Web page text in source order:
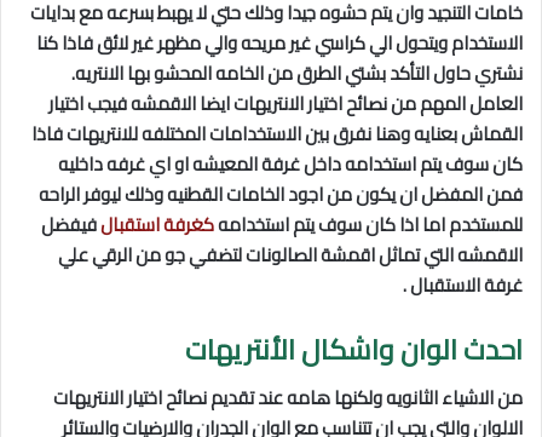
خامات التنجيد وان يتم حشوه جيدا وذلك حتي لا يهبط بسرعه مع بدايات
الاستخدام ويتحول الي كراسي غير مريحه والي مظهر غير لائق فاذا كنا
نشتري حاول التأكد بشتي الطرق من الخامه المحشو بها الانتريه.
العامل المهم من نصائح اختيار الانتريهات ايضا الاقمشه فيجب اختيار
القماش بعنايه وهنا نفرق بين الاستخدامات المختلفه للانتريهات فاذا
كان سوف يتم استخدامه داخل غرفة المعيشه او اي غرفه داخليه
فمن المفضل ان يكون من اجود الخامات القطنيه وذلك ليوفر الراحه
للمستخدم اما اذا كان سوف يتم استخدامهكغرفة استقبالفيفضل
الاقمشه التي تماثل اقمشة الصالونات لتضفي جو من الرقي علي
غرفة الاستقبال .
احدث الوان واشكال الأنتريهات
من الاشياء الثانويه ولكنها هامه عند تقديم نصائح اختيار الانتريهات
الالوان والتي يجب ان تتناسب مع الوان الجدران والارضيات والستائر